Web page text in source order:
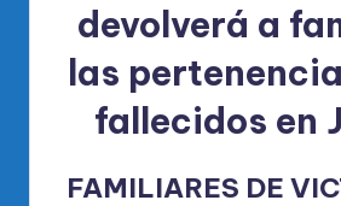
devolverá a
las
fallecidos en
FAMILIARES DE